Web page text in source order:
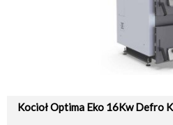
Kocioł Optima Eko 16Kw Defro